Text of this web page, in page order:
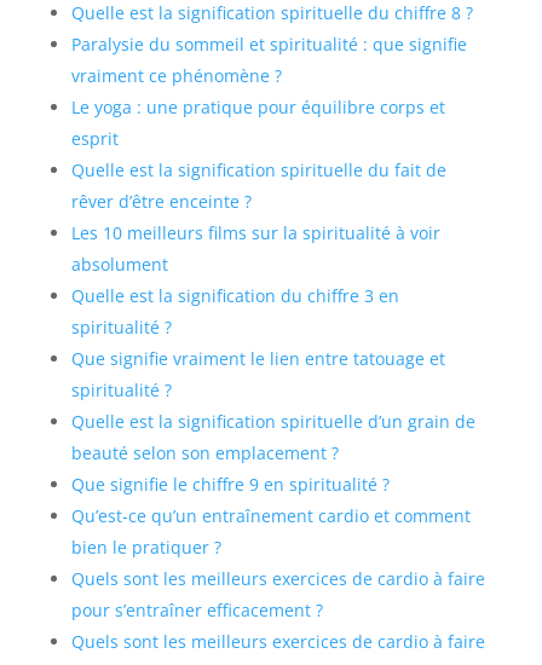
Quelle est la signification spirituelle du chiffre 8 ?
Paralysie du sommeil et spiritualité : que signifie
vraiment ce phénomène ?
Le yoga : une pratique pour équilibre corps et
esprit
Quelle est la signification spirituelle du fait de
rêver d’être enceinte ?
Les 10 meilleurs films sur la spiritualité à voir
absolument
Quelle est la signification du chiffre 3 en
spiritualité ?
Que signifie vraiment le lien entre tatouage et
spiritualité ?
Quelle est la signification spirituelle d’un grain de
beauté selon son emplacement ?
Que signifie le chiffre 9 en spiritualité ?
Qu’est-ce qu’un entraînement cardio et comment
bien le pratiquer ?
Quels sont les meilleurs exercices de cardio à faire
pour s’entraîner efficacement ?
Quels sont les meilleurs exercices de cardio à faire